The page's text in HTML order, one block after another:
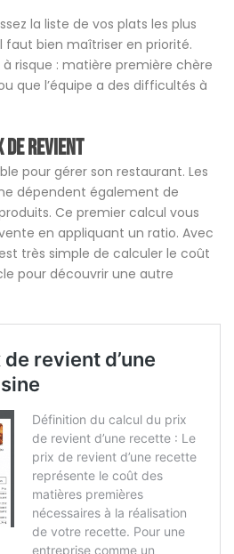
la liste de vos plats les plus
faut bien maîtriser en priorité.
à risque : matière première chère
que l’équipe a des difficultés à
de revient
pour gérer son restaurant. Les
dépendent également de
Ce premier calcul vous
en appliquant un ratio. Avec
très simple de calculer le coût
pour découvrir une autre